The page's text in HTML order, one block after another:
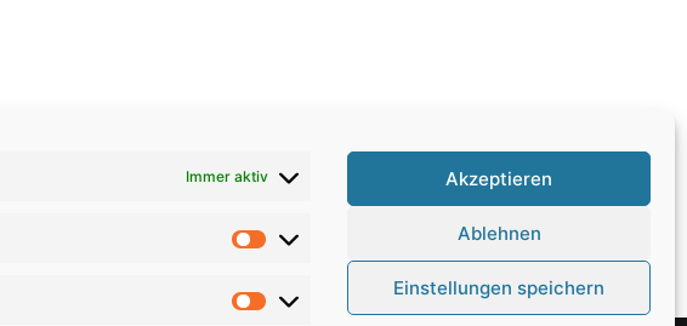
Immer aktiv
Statistiken
Marketing
Akzeptieren
Ablehnen
Einstellungen speichern